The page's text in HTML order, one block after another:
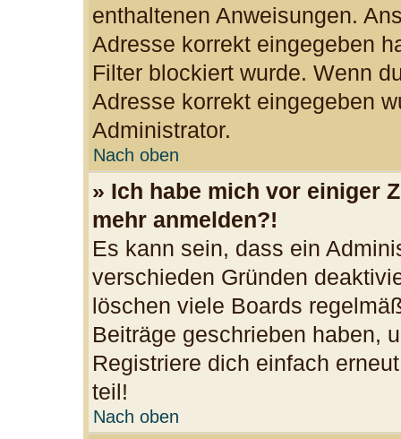
enthaltenen Anweisungen.
Adresse korrekt eingegeben
Filter blockiert wurde. Wenn
Adresse korrekt eingegeben
Administrator.
Nach oben
» Ich habe mich vor einiger
mehr anmelden?!
Es kann sein, dass ein
verschieden Gründen
löschen viele Boards
Beiträge geschrieben haben,
Registriere dich einfach
teil!
Nach oben